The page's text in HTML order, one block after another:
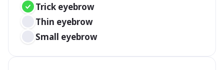
Trick eyebrow
Thin eyebrow
Small eyebrow